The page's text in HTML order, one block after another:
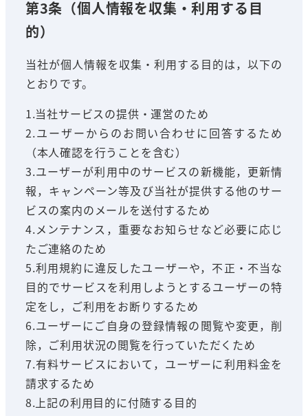
第3条（個人情報を収集・利用する目
的）
当社が個人情報を収集・利用する目的は，以下の
とおりです。
1.当社サービスの提供・運営のため
2.ユーザーからのお問い合わせに回答するため
（本人確認を行うことを含む）
3.ユーザーが利用中のサービスの新機能，更新情
報，キャンペーン等及び当社が提供する他のサー
ビスの案内のメールを送付するため
4.メンテナンス，重要なお知らせなど必要に応じ
たご連絡のため
5.利用規約に違反したユーザーや，不正・不当な
目的でサービスを利用しようとするユーザーの特
定をし，ご利用をお断りするため
6.ユーザーにご自身の登録情報の閲覧や変更，削
除，ご利用状況の閲覧を行っていただくため
7.有料サービスにおいて，ユーザーに利用料金を
請求するため
8.上記の利用目的に付随する目的